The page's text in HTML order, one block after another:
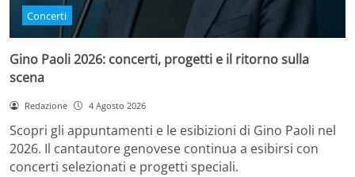
Concerti
Gino Paoli 2026: concerti, progetti e il ritorno sulla
scena
Redazione 4 Agosto 2026
Scopri gli appuntamenti e le esibizioni di Gino Paoli nel
2026. Il cantautore genovese continua a esibirsi con
concerti selezionati e progetti speciali.